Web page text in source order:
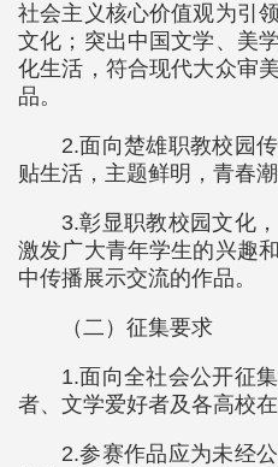
社会主义核心价值观为引
文化；突出中国文学、美
化生活，符合现代大众审
品。
2.面向楚雄职教校园
贴生活，主题鲜明，青春潮
3.彰显职教校园文化
激发广大青年学生的兴趣
中传播展示交流的作品。
（二）征集要求
1.面向全社会公开征
者、文学爱好者及各高校在
2.参赛作品应为未经